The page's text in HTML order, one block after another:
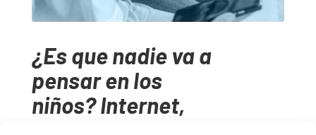
¿Es que nadie va a
pensar en los
niños? Internet,